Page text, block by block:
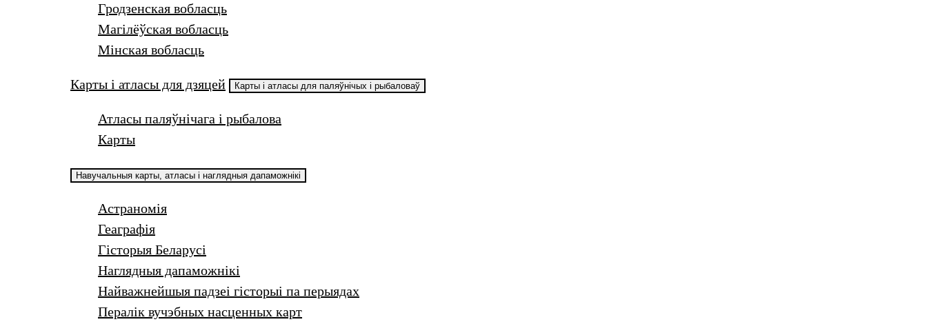
Гродзенская вобласць
Магілёўская вобласць
Мінская вобласць
Карты і атласы для дзяцей Карты і атласы для паляўнічых і рыбаловаў
Атласы паляўнічага і рыбалова
Карты
Навучальныя карты, атласы і наглядныя дапаможнікі
Астраномія
Геаграфія
Гісторыя Беларусі
Наглядныя дапаможнікі
Найважнейшыя падзеі гісторыі па перыядах
Пералік вучэбных насценных карт